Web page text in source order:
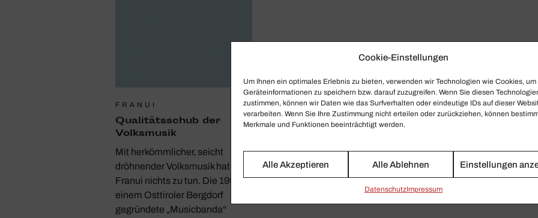
Cookie-Einstellungen
Um Ihnen ein optimales Erlebnis zu bieten, verwenden wir Technologien wie Cookies, um
Geräteinformationen zu speichern bzw. darauf zuzugreifen. Wenn Sie diesen
zustimmen, können wir Daten wie das Surfverhalten oder eindeutige IDs auf dieser
verarbeiten. Wenn Sie Ihre Zustimmung nicht erteilen oder zurückziehen, können
Merkmale und Funktionen beeinträchtigt werden.
Alle Akzeptieren Alle Ablehnen Einstellungen
Daten­schutzImpressum
FRANUI
Quali­täts­schub der
Volks­musik
Mit herkömmlicher, seicht
dröhnender Volksmusik hat
Franui nichts zu tun. Die 1993 in
einem Osttiroler Bergdorf
gegründete „Musicbanda“